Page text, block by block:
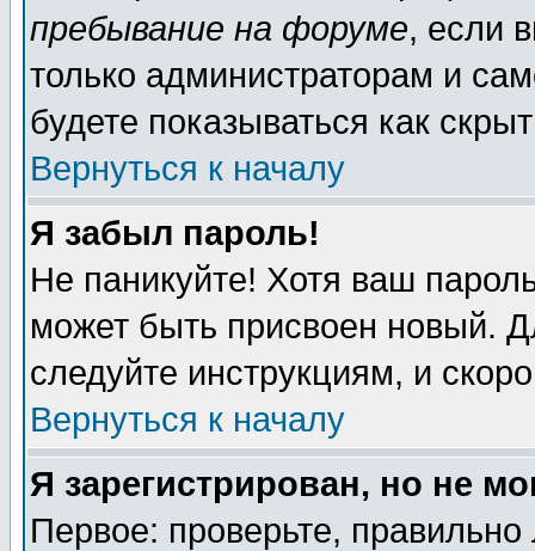
пребывание на форуме, если
только администраторам и
будете показываться как
Вернуться к началу
Я забыл пароль!
Не паникуйте! Хотя ваш
может быть присвоен новый.
следуйте инструкциям, и
Вернуться к началу
Я зарегистрирован, но не
Первое: проверьте,